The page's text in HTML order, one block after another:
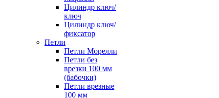
Цилиндр ключ/
ключ
Цилиндр ключ/
фиксатор
Петли
Петли Морелли
Петли без
врезки 100 мм
(бабочки)
Петли врезные
100 мм